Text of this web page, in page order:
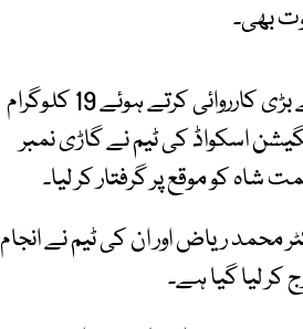
بھی۔
دوسری جانب پشاور کے ناردرن بائی پاس پر محکمہ ایکسائز نے بڑی کارروائی کرتے ہوئے 19 کلوگرام
اسکواڈ کی ٹیم نے گاڑی نمبر
محمد ریاض اور ان کی ٹیم نے انجام
کر لیا گیا ہے۔